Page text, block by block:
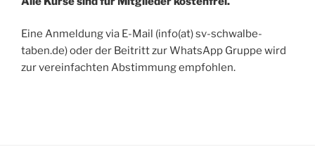
Eine Anmeldung via E-Mail (info(at) sv-schwalbe-
taben.de) oder der Beitritt zur WhatsApp Gruppe wird
zur vereinfachten Abstimmung empfohlen.